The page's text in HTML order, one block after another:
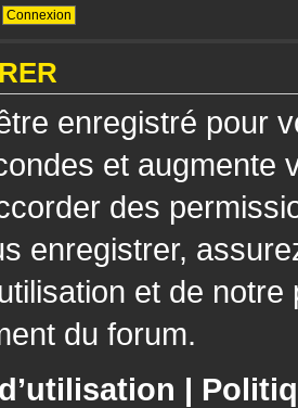
enregistré pour
et augmente
des
enregistrer,
et de
du forum.
|